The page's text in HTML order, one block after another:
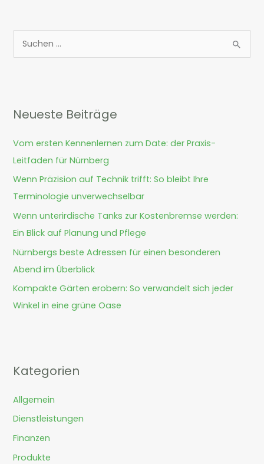
e
n
a
c
h
:
Neueste Beiträge
Vom ersten Kennenlernen zum Date: der Praxis-
Leitfaden für Nürnberg
Wenn Präzision auf Technik trifft: So bleibt Ihre
Terminologie unverwechselbar
Wenn unterirdische Tanks zur Kostenbremse werden:
Ein Blick auf Planung und Pflege
Nürnbergs beste Adressen für einen besonderen
Abend im Überblick
Kompakte Gärten erobern: So verwandelt sich jeder
Winkel in eine grüne Oase
Kategorien
Allgemein
Dienstleistungen
Finanzen
Produkte